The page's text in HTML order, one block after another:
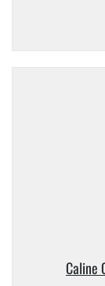
Caline